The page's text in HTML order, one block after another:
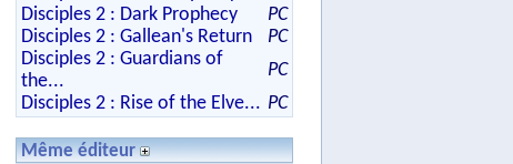
Disciples 2 : Dark Prophecy
PC
Disciples 2 : Gallean's Return
PC
Disciples 2 : Guardians of
the...
PC
Disciples 2 : Rise of the Elve... PC
Même éditeur